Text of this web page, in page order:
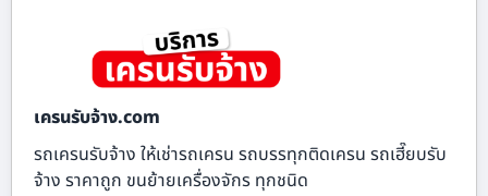
เครนรับจ้าง.com
รถเครนรับจ้าง ให้เช่ารถเครน รถบรรทุกติดเครน รถเฮี๊ยบรับ
จ้าง ราคาถูก ขนย้ายเครื่องจักร ทุกชนิด